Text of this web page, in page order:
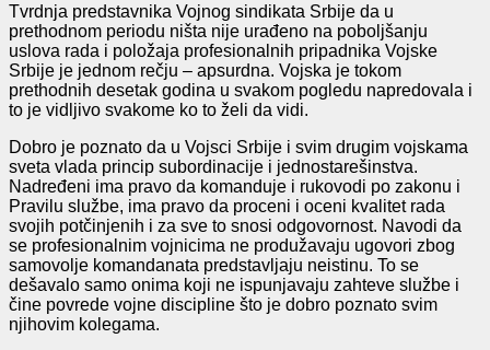
Tvrdnja predstavnika Vojnog sindikata Srbije da u
prethodnom periodu ništa nije urađeno na poboljšanju
uslova rada i položaja profesionalnih pripadnika Vojske
Srbije je jednom rečju – apsurdna. Vojska je tokom
prethodnih desetak godina u svakom pogledu napredovala i
to je vidljivo svakome ko to želi da vidi.
Dobro je poznato da u Vojsci Srbije i svim drugim vojskama
sveta vlada princip subordinacije i jednostarešinstva.
Nadređeni ima pravo da komanduje i rukovodi po zakonu i
Pravilu službe, ima pravo da proceni i oceni kvalitet rada
svojih potčinjenih i za sve to snosi odgovornost. Navodi da
se profesionalnim vojnicima ne produžavaju ugovori zbog
samovolje komandanata predstavljaju neistinu. To se
dešavalo samo onima koji ne ispunjavaju zahteve službe i
čine povrede vojne discipline što je dobro poznato svim
njihovim kolegama.